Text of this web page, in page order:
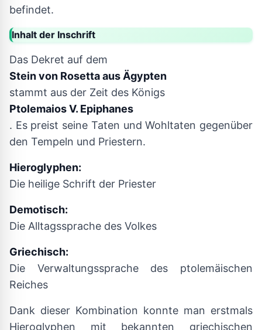
befindet.
Inhalt der Inschrift
Das Dekret auf dem
Stein von Rosetta aus Ägypten
stammt aus der Zeit des Königs
Ptolemaios V. Epiphanes
. Es preist seine Taten und Wohltaten gegenüber
den Tempeln und Priestern.
Hieroglyphen:
Die heilige Schrift der Priester
Demotisch:
Die Alltagssprache des Volkes
Griechisch:
Die Verwaltungssprache des ptolemäischen
Reiches
Dank dieser Kombination konnte man erstmals
Hieroglyphen mit bekannten griechischen